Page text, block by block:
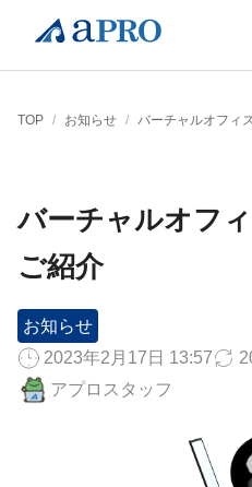
TOP / お知らせ / バーチャルオフィ
バーチャルオフ
ご紹介
お知らせ
2023年2月17日 13:57
アプロスタッフ